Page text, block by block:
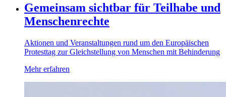
Gemeinsam sichtbar für Teilhabe und
Menschenrechte
Aktionen und Veranstaltungen rund um den Europäischen
Protesttag zur Gleichstellung von Menschen mit Behinderung
Mehr erfahren